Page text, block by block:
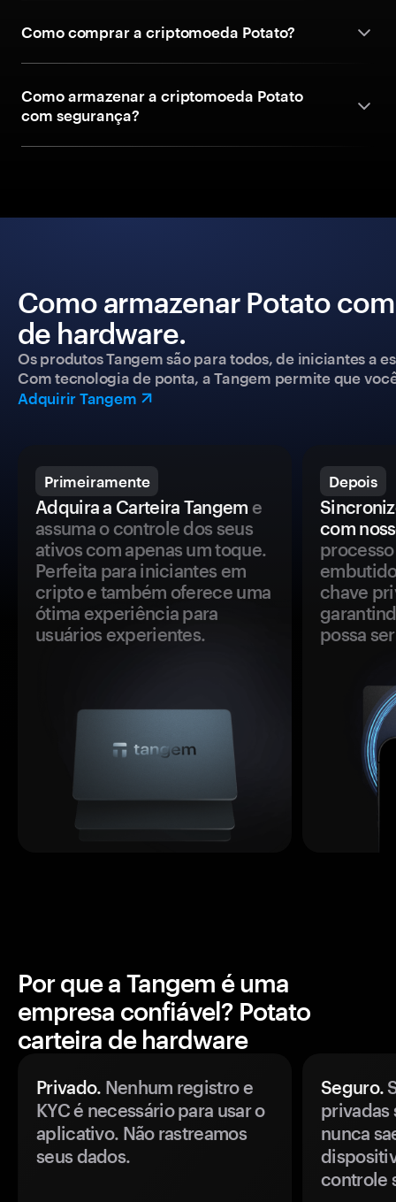
Como comprar a criptomoeda Potato?
Como armazenar a criptomoeda Potato
com segurança?
Como armazenar Potato
de hardware.
Os produtos Tangem são para todos, de iniciantes a
Com tecnologia de ponta, a Tangem permite que
Adquirir Tangem
Primeiramente
Adquira a Carteira Tangem e
assuma o controle dos seus
ativos com apenas um toque.
Perfeita para iniciantes em
cripto e também oferece uma
ótima experiência para
usuários experientes.
Depois
com
chave
possa
Por que a Tangem é uma
empresa confiável? Potato
carteira de hardware
Privado. Nenhum registro e
KYC é necessário para usar o
aplicativo. Não rastreamos
seus dados.
Seguro.
privadas
nunca
controle